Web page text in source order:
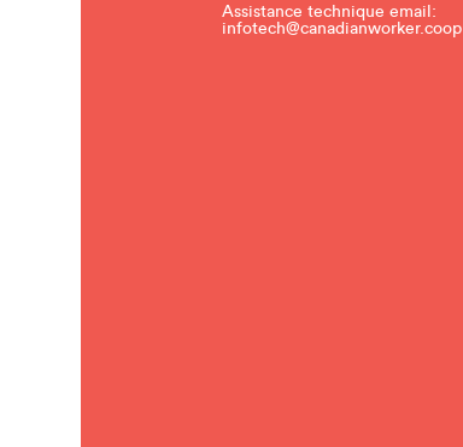
Assistance technique email:
infotech@canadianworker.coop